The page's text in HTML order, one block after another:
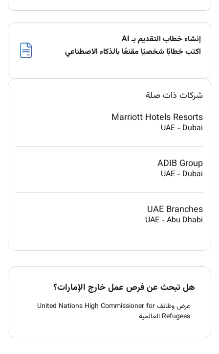
إنشاء خطاب التقديم بـ AI
اكتب خطابًا شخصيًا مقنعًا بالذكاء الاصطناعي
شركات ذات صلة
Marriott Hotels Resorts
UAE - Dubai
ADIB Group
UAE - Dubai
UAE Branches
UAE -Abu Dhabi
هل تبحث عن فرص عمل خارج الإمارات؟
عرض وظائف United Nations High Commissioner for
Refugees العالمية